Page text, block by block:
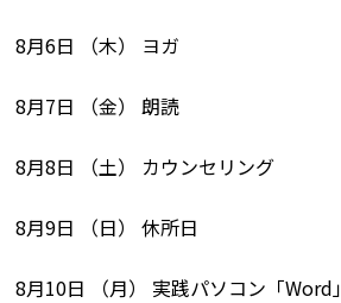
8月6日 （木） ヨガ
8月7日 （金） 朗読
8月8日 （土） カウンセリング
8月9日 （日） 休所日
8月10日 （月） 実践パソコン「Word」